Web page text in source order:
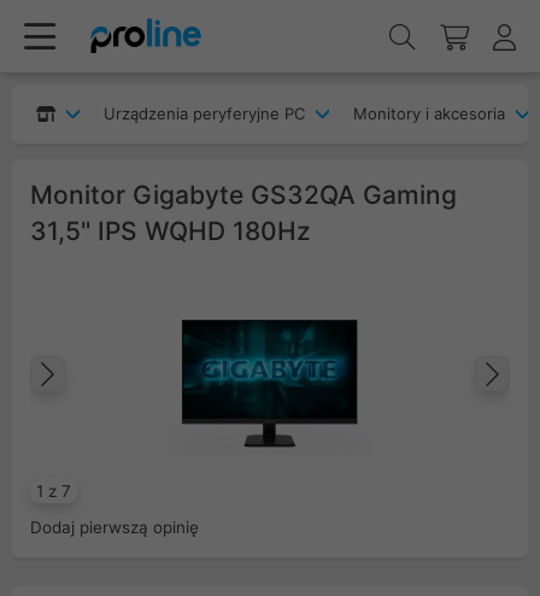
Urządzenia peryferyjne PC Monitory i akcesoria
Monitor Gigabyte GS32QA Gaming
31,5" IPS WQHD 180Hz
1 z 7
Poprzedni
Dodaj pierwszą opinię